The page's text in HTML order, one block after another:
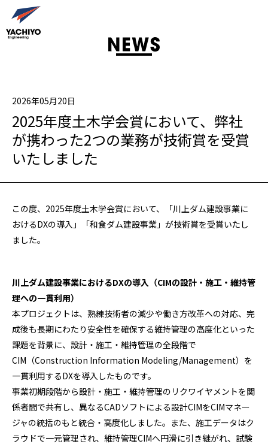
2026年05月20日
2025年度土木学会賞において、弊社
が携わった2つの業務が技術賞を受賞
いたしました
この度、2025年度土木学会賞において、「川上ダム建設事業に
おけるDXの導入」「和食ダム建設事業」が技術賞を受賞いたし
ました。
川上ダム建設事業におけるDXの導入（CIMの設計・施工・維持管
理への一貫利用）
本プロジェクトは、熟練技術者の減少や働き方改革への対応、完
成後も長期にわたり安全性を確保する維持管理の高度化といった
課題を背景に、設計・施工・維持管理の全段階で
CIM（Construction Information Modeling/Management）を
一貫利用するDXを導入したものです。
事業初期段階から設計・施工・維持管理のリクワイヤメントを関
係者間で共有し、異なるCADソフトによる設計CIMをCIMマネー
ジャの統括のもと統合・高度化しました。また、施工データはク
ラウドで一元管理され、維持管理CIMへ円滑に引き継がれ、試験